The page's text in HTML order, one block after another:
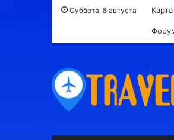
Суббота, 8 августа